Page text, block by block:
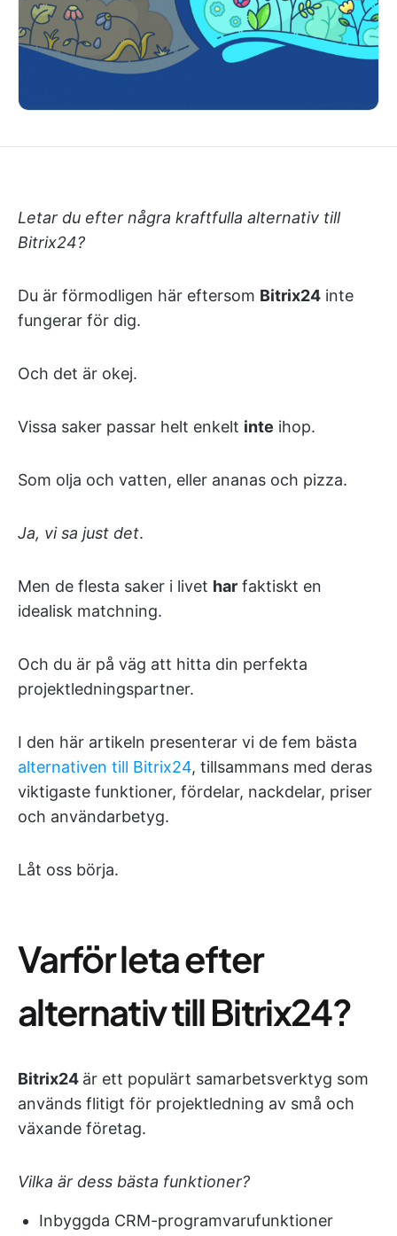
Letar du efter några kraftfulla alternativ till
Bitrix24?
Du är förmodligen här eftersom Bitrix24 inte
fungerar för dig.
Och det är okej.
Vissa saker passar helt enkelt inte ihop.
Som olja och vatten, eller ananas och pizza.
Ja, vi sa just det.
Men de flesta saker i livet har faktiskt en
idealisk matchning.
Och du är på väg att hitta din perfekta
projektledningspartner.
I den här artikeln presenterar vi de fem bästa
alternativen till Bitrix24, tillsammans med deras
viktigaste funktioner, fördelar, nackdelar, priser
och användarbetyg.
Låt oss börja.
Varför leta efter
alternativ till Bitrix24?
Bitrix24 är ett populärt samarbetsverktyg som
används flitigt för projektledning av små och
växande företag.
Vilka är dess bästa funktioner?
Inbyggda CRM-programvarufunktioner